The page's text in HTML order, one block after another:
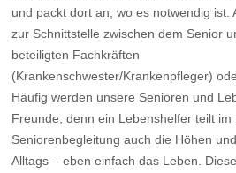
und packt dort an, wo es notwendig ist.
zur Schnittstelle zwischen dem Senior
beteiligten Fachkräften
(Krankenschwester/Krankenpfleger)
Häufig werden unsere Senioren und
Freunde, denn ein Lebenshelfer teilt im
Seniorenbegleitung auch die Höhen
Alltags – eben einfach das Leben.